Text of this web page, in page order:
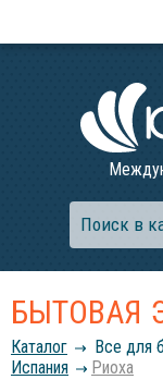
БЫТОВАЯ
Каталог Все для
Испания
Риоха